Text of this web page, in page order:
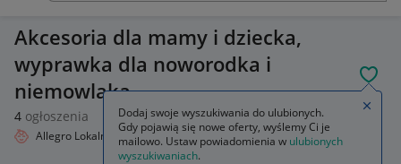
Akcesoria dla mamy i dziecka,
wyprawka dla noworodka i
niemowlaka
4 ogłoszenia
Allegro Lokalnie Dziecko Akcesoria dla mamy i dziecka
Dodaj swoje wyszukiwania do ulubionych.
Gdy pojawią się nowe oferty, wyślemy Ci je
mailowo. Ustaw powiadomienia w ulubionych
wyszukiwaniach.